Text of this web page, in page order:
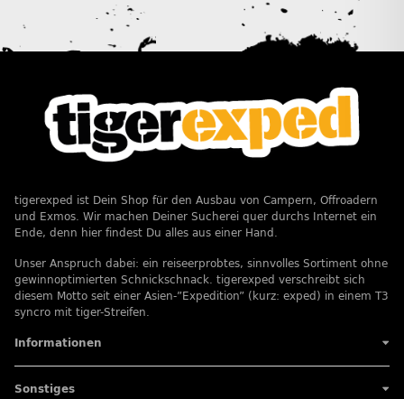
tigerexped ist Dein Shop für den Ausbau von Campern, Offroadern
und Exmos. Wir machen Deiner Sucherei quer durchs Internet ein
Ende, denn hier findest Du alles aus einer Hand.
Unser Anspruch dabei: ein reiseerprobtes, sinnvolles Sortiment ohne
gewinnoptimierten Schnickschnack. tigerexped verschreibt sich
diesem Motto seit einer Asien-”Expedition” (kurz: exped) in einem T3
syncro mit tiger-Streifen.
Informationen
Sonstiges